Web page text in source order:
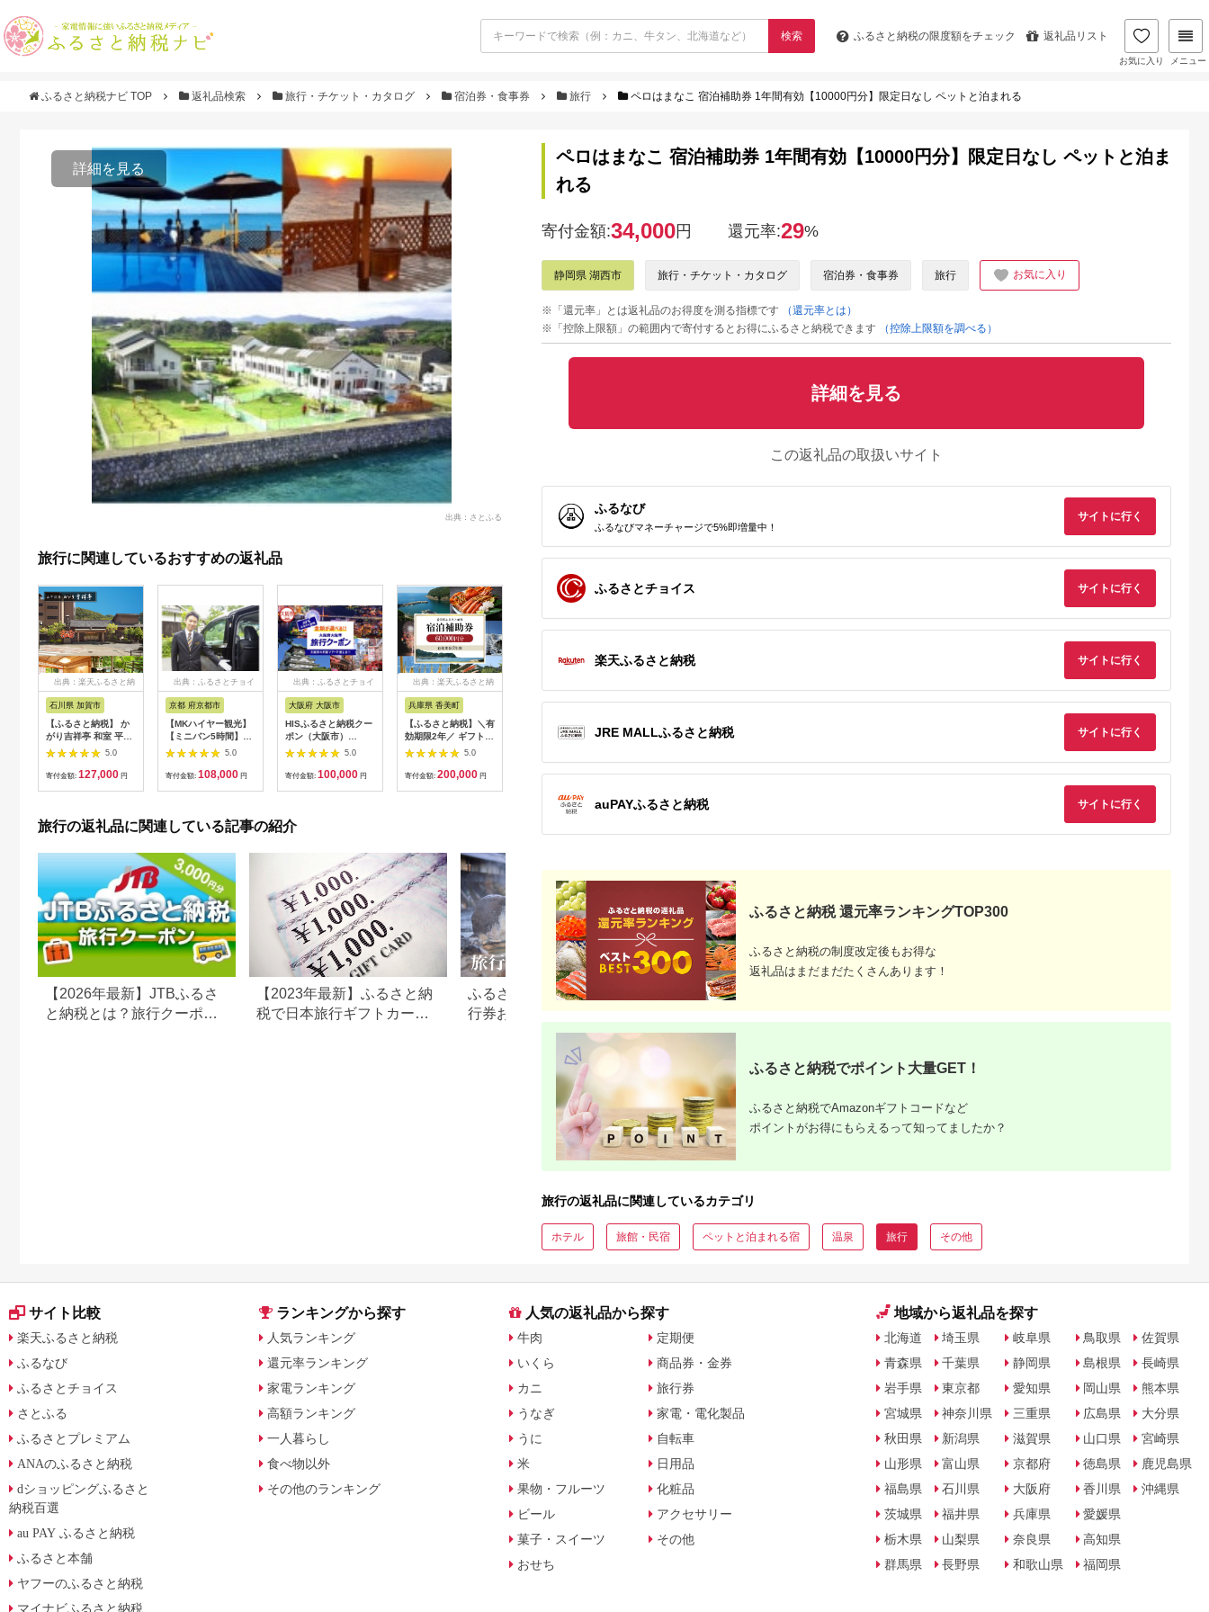
検索 ふるさと納税の限度額をチェック 返礼品リスト
お気に入り メニュー
ふるさと納税ナビ TOP 返礼品検索 旅行・チケット・カタログ 宿泊券・食事券 旅行 ペロはまなこ 宿泊補助券 1年間有効【10000円分】限定日なし ペットと泊まれる
詳細を見る
出典：さとふる
旅行に関連しているおすすめの返礼品
出典：楽天ふるさと納
石川県 加賀市
【ふるさと納税】 か
がり吉祥亭 和室 平日
限定 ペア宿泊券 1泊2
食付 2名 ペア 食事付
温泉 宿泊券 旅行 トラ
5.0
寄付金額: 127,000 円
出典：ふるさとチョイ
京都 府京都市
【MKハイヤー観光】
【ミニバン5時間】ド
ライバーとめぐるとっ
ておきの京都観光（3
／21-6／20・10／1-
5.0
寄付金額: 108,000 円
出典：ふるさとチョイ
大阪府 大阪市
HISふるさと納税クー
ポン（大阪市）
30,000円分_OS039-
5.0
寄付金額: 100,000 円
出典：楽天ふるさと納
兵庫県 香美町
【ふるさと納税】＼有
効期限2年／ ギフトに
も使える 宿泊補助券
60,000円分 宿泊助成
券 宿泊券 旅 トラベル
プレゼント 贈答 母の
日 25-09
5.0
寄付金額: 200,000 円
栃木県 日光市
【ふるさと納税】ぐる
り日光感謝券【商品券
券 クーポン券 お食事
券 旅行 観光 温泉 旅
ャー施設 地域商品券
チケット 日光市
寄付金額:50,000円
三重県 多気町
ンランショップ・ジャ
てのホテル
HACIENDA VISON ハ
ナーホテル ホテルチ
ケット ホテル宿泊券
旅行宿泊券 観光宿泊
寄付金額:300,000円
静岡県 東伊豆町
券 （6千円分）
B001／静岡県 東伊
寄付金額:20,000円
高知県 土佐清水市
旅行券 トラベル ペア
家族 温泉 ホテル 観光
寄付金額:10,000円
出典：楽天ふるさと納
沖縄県 糸満市
満市】しろくまツアー
で利用可能なWEB旅
行クーポン(6万円分）
5.0
寄付金額:200,000円
群馬県 桐生市
使えるゴルフ利用券
(4,000円相当)
寄付金額:15,000
旅行の返礼品に関連している記事の紹介
【2026年最新】JTBふるさ
と納税とは？旅行クーポン
【2023年最新】ふるさと納
税で日本旅行ギフトカード
ふるさと納税でもらえる旅
行券おすすめランキング
【2026年最新版】還元率・
旅行会社別で徹底比較
【2026年最新】ふるさと納
税 金券の返礼品ランキング
｜旅行券・食事券・商品券
ペロはまなこ 宿泊補助券 1年間有効【10000円分】限定日なし ペットと泊ま
れる
寄付金額:34,000円 還元率:29%
静岡県 湖西市 旅行・チケット・カタログ 宿泊券・食事券 旅行 お気に入り
※「還元率」とは返礼品のお得度を測る指標です
（還元率とは）
※「控除上限額」の範囲内で寄付するとお得にふるさと納税できます
（控除上限額を調べる）
詳細を見る
この返礼品の取扱いサイト
ふるなび
ふるなびマネーチャージで5%即増量中！
サイトに行く
ふるさとチョイス サイトに行く
楽天ふるさと納税 サイトに行く
JRE MALLふるさと納税 サイトに行く
auPAYふるさと納税 サイトに行く
ふるさと納税 還元率ランキングTOP300
ふるさと納税の制度改定後もお得な
返礼品はまだまだたくさんあります！
ふるさと納税でポイント大量GET！
ふるさと納税でAmazonギフトコードなど
ポイントがお得にもらえるって知ってましたか？
旅行の返礼品に関連しているカテゴリ
ホテル 旅館・民宿 ペットと泊まれる宿 温泉 旅行 その他
サイト比較
楽天ふるさと納税
ふるなび
ふるさとチョイス
さとふる
ふるさとプレミアム
ANAのふるさと納税
dショッピングふるさと
納税百選
au PAY ふるさと納税
ふるさと本舗
ヤフーのふるさと納税
マイナビふるさと納税
ランキングから探す
人気ランキング
還元率ランキング
家電ランキング
高額ランキング
一人暮らし
食べ物以外
その他のランキング
人気の返礼品から探す
牛肉
いくら
カニ
うなぎ
うに
米
果物・フルーツ
ビール
菓子・スイーツ
おせち
定期便
商品券・金券
旅行券
家電・電化製品
自転車
日用品
化粧品
アクセサリー
その他
地域から返礼品を探す
北海道
青森県
岩手県
宮城県
秋田県
山形県
福島県
茨城県
栃木県
群馬県
埼玉県
千葉県
東京都
神奈川県
新潟県
富山県
石川県
福井県
山梨県
長野県
岐阜県
静岡県
愛知県
三重県
滋賀県
京都府
大阪府
兵庫県
奈良県
和歌山県
鳥取県
島根県
岡山県
広島県
山口県
徳島県
香川県
愛媛県
高知県
福岡県
佐賀県
長崎県
熊本県
大分県
宮崎県
鹿児島県
沖縄県